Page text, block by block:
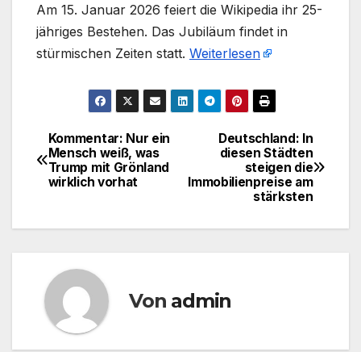
​Am 15. Januar 2026 feiert die Wikipedia ihr 25-
jähriges Bestehen. Das Jubiläum findet in
stürmischen Zeiten statt. Weiterlesen
BeitragsnavigationDeutschland: In
diesen Städten
steigen die
Immobilienpreise am
stärksten
Kommentar: Nur ein
Mensch weiß, was
Trump mit Grönland
wirklich vorhat
Von admin